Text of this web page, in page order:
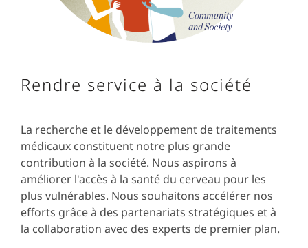
Rendre service à la société
La recherche et le développement de traitements
médicaux constituent notre plus grande
contribution à la société. Nous aspirons à
améliorer l'accès à la santé du cerveau pour les
plus vulnérables. Nous souhaitons accélérer nos
efforts grâce à des partenariats stratégiques et à
la collaboration avec des experts de premier plan.